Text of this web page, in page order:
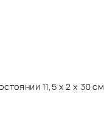
11,5 х 2 х 30 см